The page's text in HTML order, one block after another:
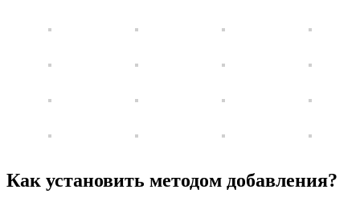
Как установить методом добавления?